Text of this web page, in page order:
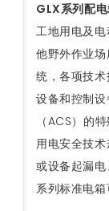
GLX系列配
工地用电及
他野外作业
统，各项技
设备和控制
（ACS）的
用电安全技
或设备起漏
系列标准电箱